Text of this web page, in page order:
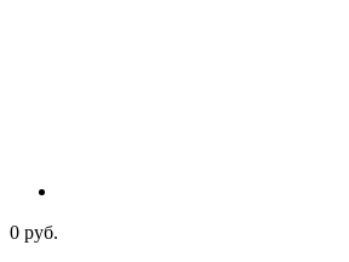
0 руб.